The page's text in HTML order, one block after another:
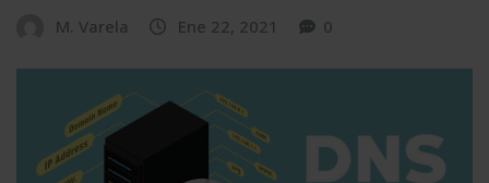
M. Varela Ene 22, 2021 0